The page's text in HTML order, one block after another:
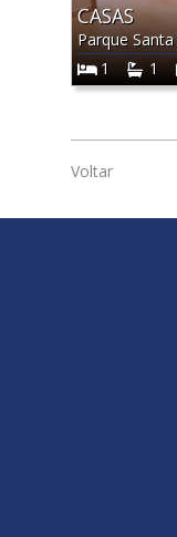
CASAS
Parque
1
1
Voltar